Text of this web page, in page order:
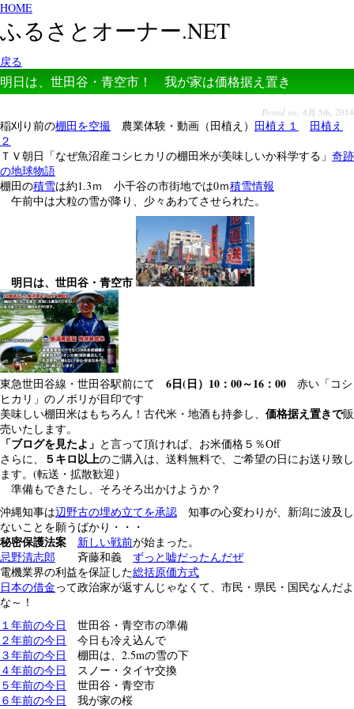
HOME
ふるさとオーナー.NET
戻る
明日は、世田谷・青空市！ 我が家は価格据え置き
Posted on: 4月 5th, 2014
稲刈り前の棚田を空撮 農業体験・動画（田植え） 田植え１
田植え
２
ＴＶ朝日「なぜ魚沼産コシヒカリの棚田米が美味しいか科学する」 奇跡
の地球物語
棚田の積雪は約1.3ｍ 小千谷の市街地では0ｍ積雪情報
午前中は大粒の雪が降り、少々あわてさせられた。
明日は、世田谷・青空市
東急世田谷線・世田谷駅前にて 6日(日）10：00～16：00 赤い「コシ
ヒカリ」のノボリが目印です
美味しい棚田米はもちろん！古代米・地酒も持参し、 価格据え置きで販
売いたします。
「ブログを見たよ」 と言って頂ければ、お米価格５％Off
さらに、
５キロ以上のご購入は、送料無料で、ご希望の日にお送り致し
ます。(転送・拡散歓迎）
準備もできたし、そろそろ出かけようか？
沖縄知事は辺野古の埋め立てを承認 知事の心変わりが、新潟に波及し
ないことを願うばかり・・・
秘密保護法案 新しい戦前が始まった。
忌野清志郎 斉藤和義 ずっと嘘だったんだぜ
電機業界の利益を保証した総括原価方式
日本の借金って政治家が返すんじゃなくて、市民・県民・国民なんだよ
な～！
１年前の今日
世田谷・青空市の準備
２年前の今日
今日も冷え込んで
３年前の今日
棚田は、2.5mの雪の下
４年前の今日
スノー・タイヤ交換
５年前の今日
世田谷・青空市
６年前の今日
我が家の桜